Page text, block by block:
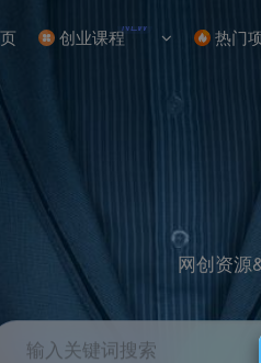
创业课程NEW 热门
网创资源
输入关键词搜索